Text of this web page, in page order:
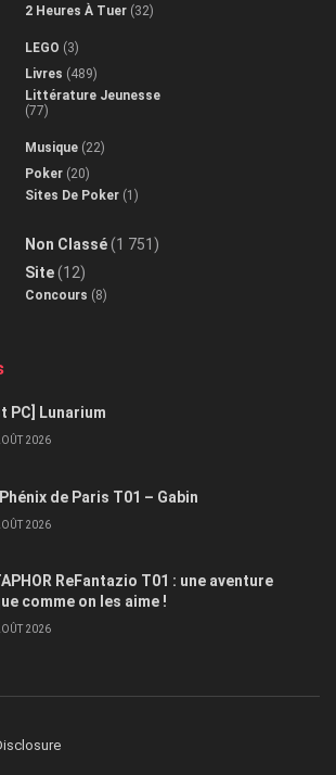
2 Heures À Tuer (32)
LEGO (3)
Livres (489)
Littérature Jeunesse
(77)
Musique (22)
Poker (20)
Sites De Poker (1)
Non Classé(1 751)
Site(12)
Concours (8)
PC] Lunarium
2026
de Paris T01 – Gabin
2026
ReFantazio T01 : une aventure
comme on les aime !
2026